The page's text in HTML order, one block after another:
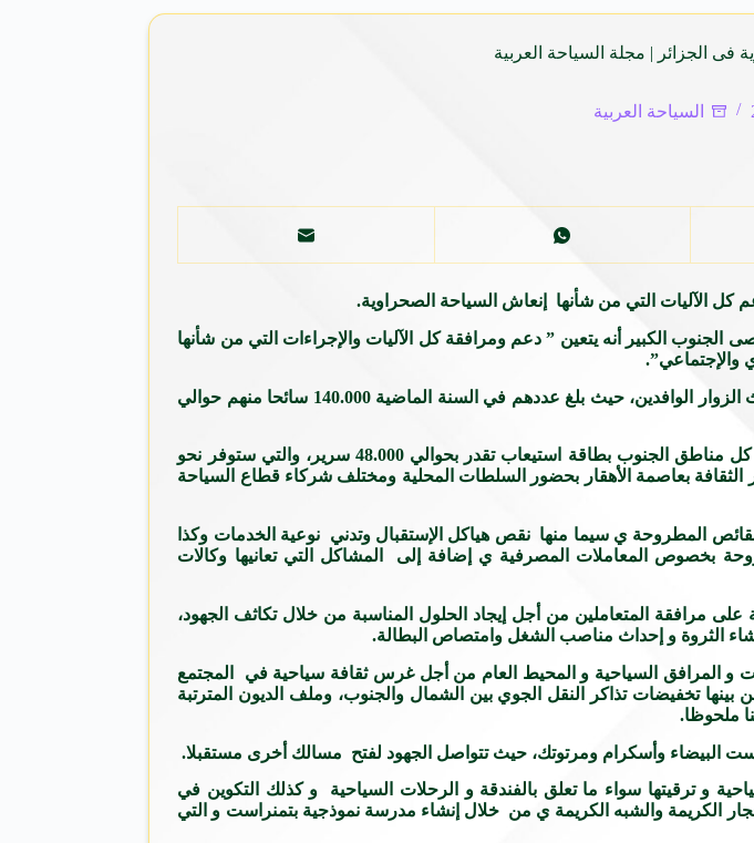
فى الجزائر | مجلة السياحة العربية
السياحة العربية
كل الآليات التي من شأنها إنعاش السياحة الصحراوية.
الموسم السياحي الجديد (2017 / 2018 ) من هذه الولاية بأقصى الجنوب الكبير أنه يتعين ” دعم ومرافقة كل الآليات والإجراءات التي من شأنها
والإجتماعي”.
وأشار السيد مرموري في ذات السياق إلى أن السياحة الصحراوية عرفت “تحسنا ملحوظا” من حيث الزوار الوافدين، حيث بلغ عددهم في السنة الماضية 140.000 سائحا منهم حوالي
كما يسجل القطاع حوالي 424 مشروعا سياحيا جديدا تخص الفنادق ومختلف المرافق السياحية في كل مناطق الجنوب بطاقة استيعاب تقدر بحوالي 48.000 سرير، والتي ستوفر نحو
بعاصمة الأهقار بحضور السلطات المحلية ومختلف شركاء قطاع السياحة
المطروحة ي سيما منها نقص هياكل الإستقبال وتدني نوعية الخدمات وكذا
بخصوص المعاملات المصرفية ي إضافة إلى المشاكل التي تعانيها وكالات
مرافقة المتعاملين من أجل إيجاد الحلول المناسبة من خلال تكاثف الجهود،
الثروة و إحداث مناصب الشغل وامتصاص البطالة.
المرافق السياحية و المحيط العام من أجل غرس ثقافة سياحية في المجتمع
تخفيضات تذاكر النقل الجوي بين الشمال والجنوب، وملف الديون المترتبة
ملحوظا.
البيضاء وأسكرام ومرتوتك، حيث تتواصل الجهود لفتح مسالك أخرى مستقبلا.
و ترقيتها سواء ما تعلق بالفندقة و الرحلات السياحية و كذلك التكوين في
الكريمة والشبه الكريمة ي من خلال إنشاء مدرسة نموذجية بتمنراست و التي